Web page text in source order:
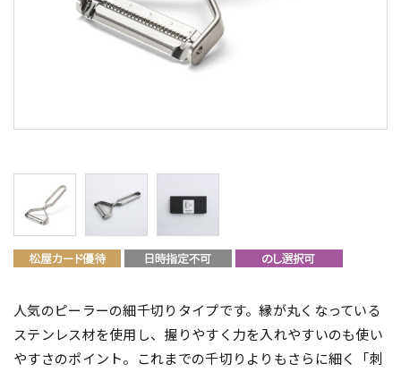
人気のピーラーの細千切りタイプです。縁が丸くなっている
ステンレス材を使用し、握りやすく力を入れやすいのも使い
やすさのポイント。これまでの千切りよりもさらに細く「刺